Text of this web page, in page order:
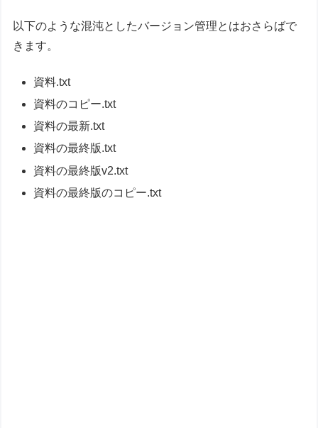
以下のような混沌としたバージョン管理とはおさらばで
きます。
資料.txt
資料のコピー.txt
資料の最新.txt
資料の最終版.txt
資料の最終版v2.txt
資料の最終版のコピー.txt